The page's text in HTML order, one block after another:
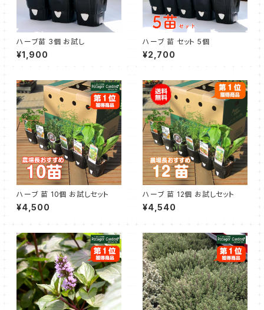
ハーブ苗 3個 お試し
¥1,900
ハーブ 苗 セット 5個
¥2,700
ハーブ 苗 10個 お試しセット
¥4,500
ハーブ 苗 12個 お試しセット
¥4,540